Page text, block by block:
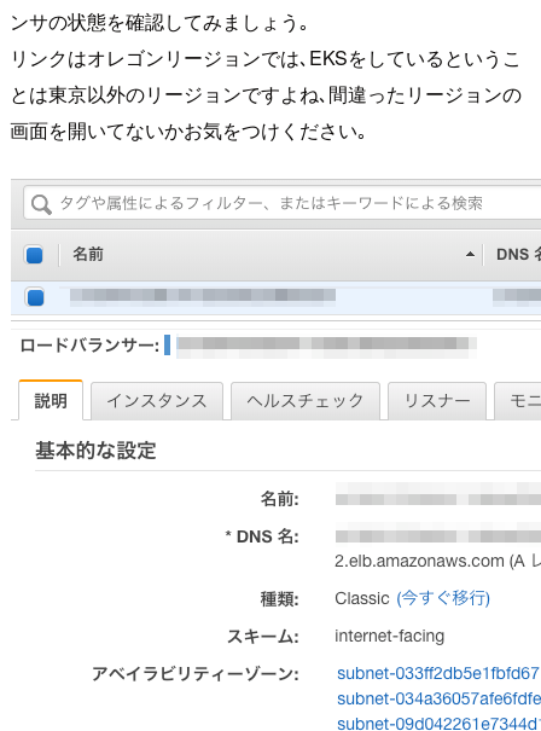
ンサの状態を確認してみましょう｡
リンクはオレゴンリージョンでは､EKSをしているというこ
とは東京以外のリージョンですよね､間違ったリージョンの
画面を開いてないかお気をつけください｡